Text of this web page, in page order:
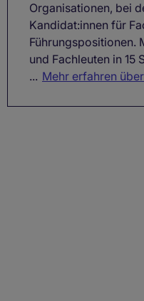
Organisationen, bei
Kandidat:innen für
Führungspositionen.
und Fachleuten in 15
... Mehr erfahren